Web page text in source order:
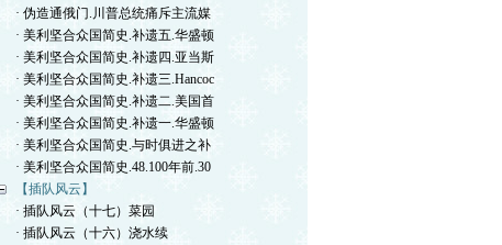
· 伪造通俄门.川普总统痛斥主流媒
· 美利坚合众国简史.补遗五.华盛顿
· 美利坚合众国简史.补遗四.亚当斯
· 美利坚合众国简史.补遗三.Hancoc
· 美利坚合众国简史.补遗二.美国首
· 美利坚合众国简史.补遗一.华盛顿
· 美利坚合众国简史.与时俱进之补
· 美利坚合众国简史.48.100年前.30
【插队风云】
· 插队风云（十七）菜园
· 插队风云（十六）浇水续